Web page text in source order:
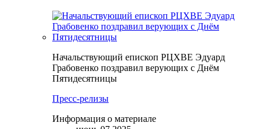
Начальствующий епископ РЦХВЕ Эдуард
Грабовенко поздравил верующих с Днём
Пятидесятницы
Пресс-релизы
Информация о материале